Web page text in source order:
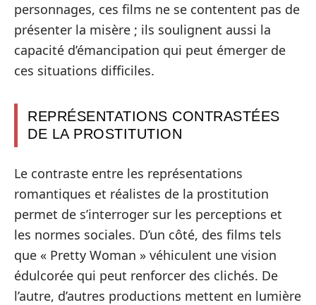
personnages, ces films ne se contentent pas de
présenter la misère ; ils soulignent aussi la
capacité d’émancipation qui peut émerger de
ces situations difficiles.
REPRÉSENTATIONS CONTRASTÉES
DE LA PROSTITUTION
Le contraste entre les représentations
romantiques et réalistes de la prostitution
permet de s’interroger sur les perceptions et
les normes sociales. D’un côté, des films tels
que « Pretty Woman » véhiculent une vision
édulcorée qui peut renforcer des clichés. De
l’autre, d’autres productions mettent en lumière